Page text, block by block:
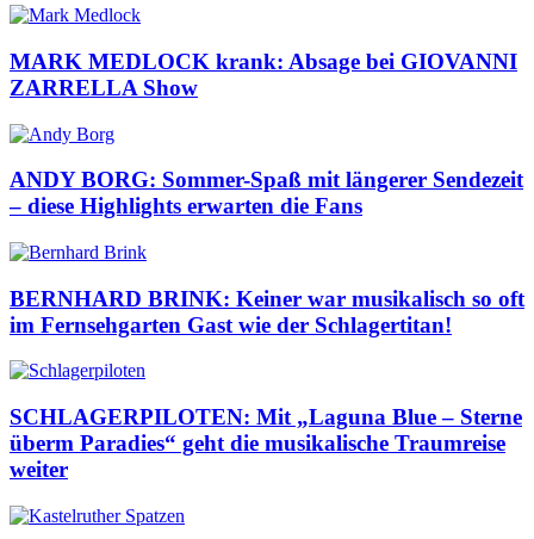
MARK MEDLOCK krank: Absage bei GIOVANNI
ZARRELLA Show
ANDY BORG: Sommer-Spaß mit längerer Sendezeit
– diese Highlights erwarten die Fans
BERNHARD BRINK: Keiner war musikalisch so oft
im Fernsehgarten Gast wie der Schlagertitan!
SCHLAGERPILOTEN: Mit „Laguna Blue – Sterne
überm Paradies“ geht die musikalische Traumreise
weiter